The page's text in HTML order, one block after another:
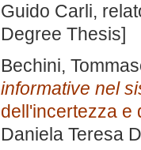
Guido Carli,
Degree Thesis]
Bechini,
informative nel
dell'incertezza e
Daniela Teresa